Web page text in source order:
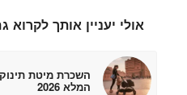
אולי יעניין אותך
השכרת מיטת
המלא 2026